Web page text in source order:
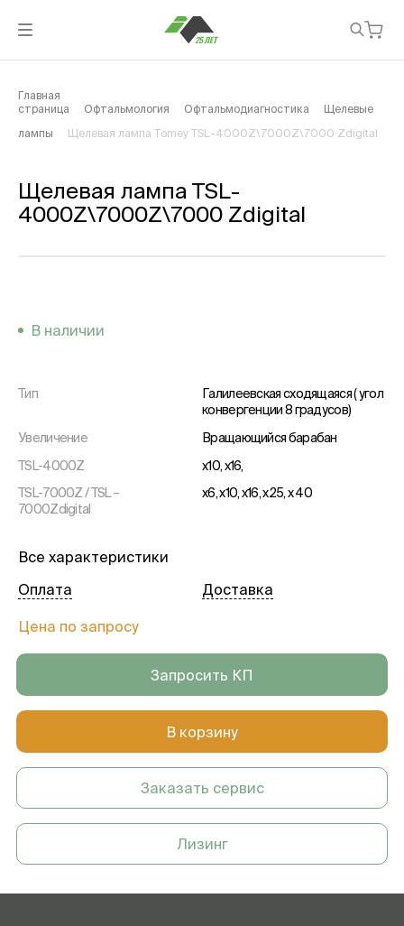
Главная
страница
Офтальмология Офтальмодиагностика Щелевые
лампы Щелевая лампа Tomey TSL-4000Z\7000Z\7000 Zdigital
Щелевая лампа TSL-
4000Z\7000Z\7000 Zdigital
В наличии
Тип
Галилеевская сходящаяся ( угол
конвергенции 8 градусов)
Увеличение
Вращающийся барабан
TSL-4000Z
x10, x16,
TSL-7000Z / TSL –
7000Zdigital
x6, x10, x16, x25, x 40
Вращение щели
Вертикальный наклон щели
-
Диапазон перемещения базы
Лампа фиксации
LED
LED/ 12В
Все характеристики
Цена по запросу
Оплата Доставка
Запросить КП
В корзину
Заказать сервис
Лизинг